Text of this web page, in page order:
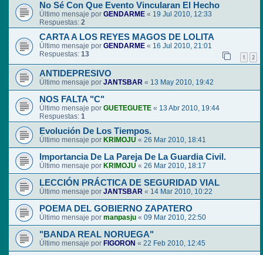
No Sé Con Que Evento Vincularan El Hecho
Último mensaje por GENDARME « 19 Jul 2010, 12:33
Respuestas: 2
CARTA A LOS REYES MAGOS DE LOLITA
Último mensaje por GENDARME « 16 Jul 2010, 21:01
Respuestas: 13 1 2
ANTIDEPRESIVO
Último mensaje por JANTSBAR « 13 May 2010, 19:42
NOS FALTA "C"
Último mensaje por GUETEGUETE « 13 Abr 2010, 19:44
Respuestas: 1
Evolución De Los Tiempos.
Último mensaje por KRIMOJU « 26 Mar 2010, 18:41
Importancia De La Pareja De La Guardia Civil.
Último mensaje por KRIMOJU « 26 Mar 2010, 18:17
LECCIÓN PRÁCTICA DE SEGURIDAD VIAL
Último mensaje por JANTSBAR « 14 Mar 2010, 10:22
POEMA DEL GOBIERNO ZAPATERO
Último mensaje por manpasju « 09 Mar 2010, 22:50
"BANDA REAL NORUEGA"
Último mensaje por FIGORON « 22 Feb 2010, 12:45